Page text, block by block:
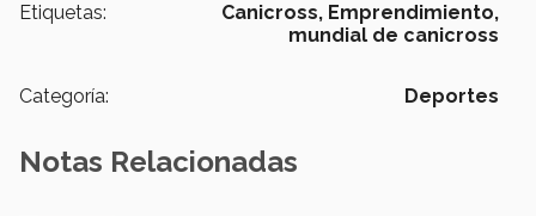
Etiquetas: Canicross, Emprendimiento,
mundial de canicross
Categoría: Deportes
Notas Relacionadas